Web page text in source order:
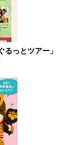
っとツアー」